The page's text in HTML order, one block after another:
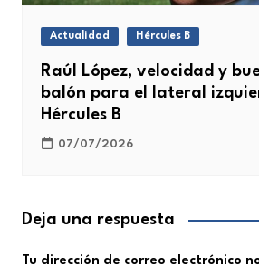
Actualidad Hércules B
Raúl López, velocidad y
balón para el lateral
Hércules B
07/07/2026
Deja una respuesta
Tu dirección de correo electrónico